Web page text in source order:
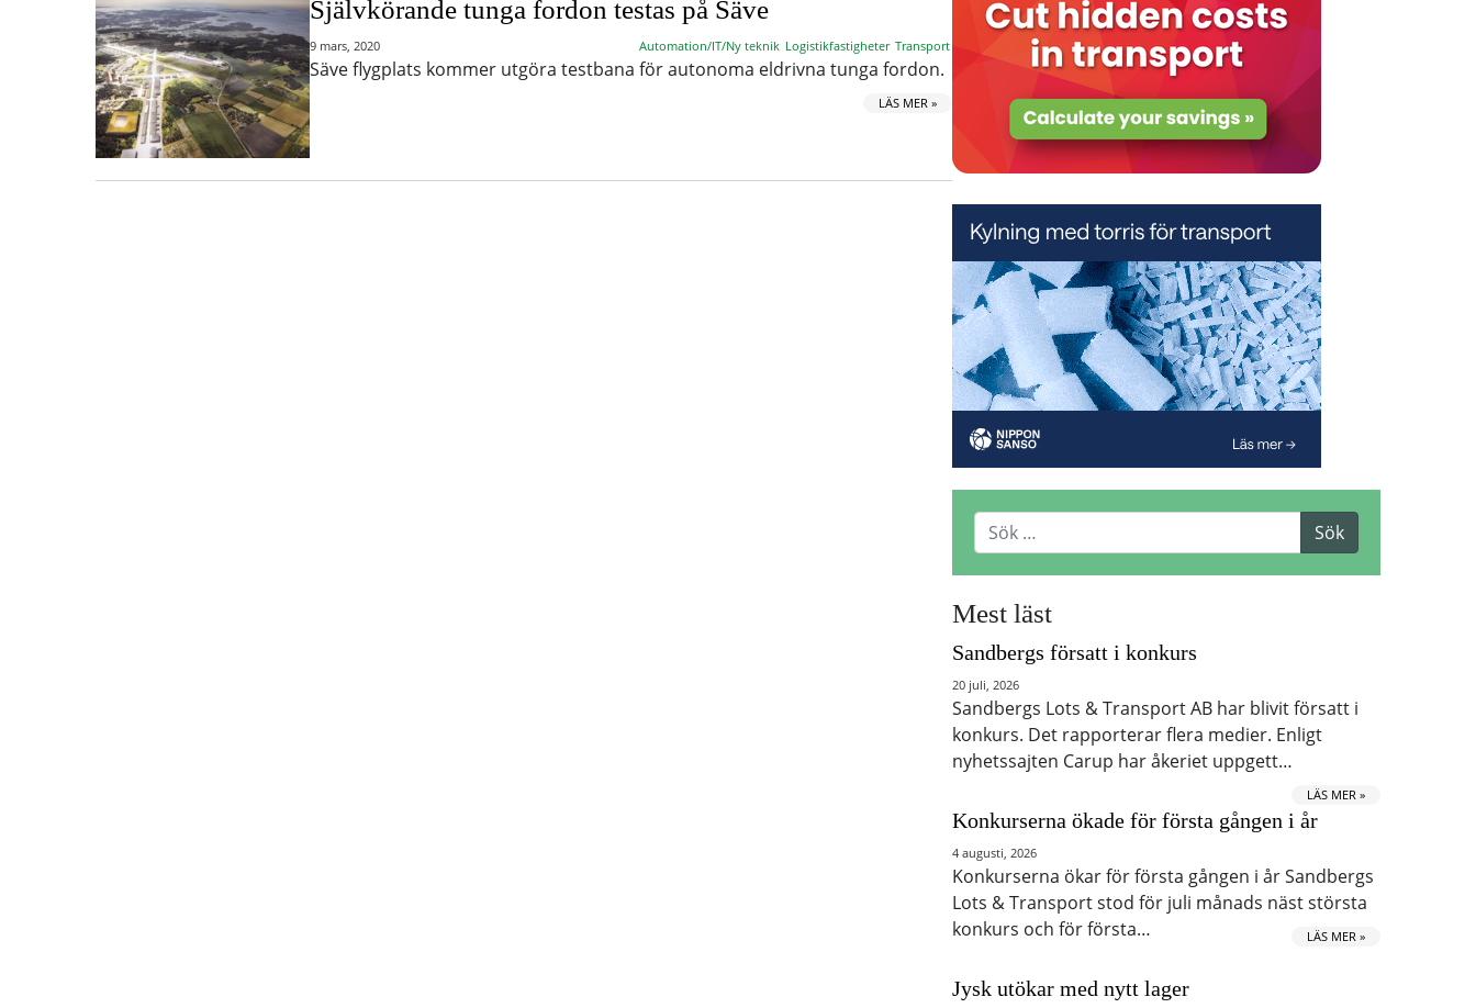
Självkörande tunga fordon testas på Säve
9 mars, 2020 Automation/IT/Ny teknik Logistikfastigheter Transport
Säve flygplats kommer utgöra testbana för autonoma eldrivna tunga fordon.
LÄS MER »
Mest läst
Sandbergs försatt i konkurs
20 juli, 2026
Sandbergs Lots & Transport AB har blivit försatt i
konkurs. Det rapporterar flera medier. Enligt
nyhetssajten Carup har åkeriet uppgett…
LÄS MER »
Konkurserna ökade för första gången i år
4 augusti, 2026
Konkurserna ökar för första gången i år Sandbergs
Lots & Transport stod för juli månads näst största
konkurs och för första…
LÄS MER »
Jysk utökar med nytt lager